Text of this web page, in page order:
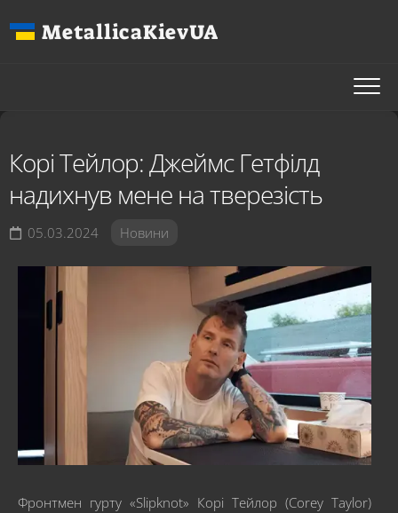
до
MetallicaKievUA
Корі Тейлор: Джеймс Гетфілд
надихнув мене на тверезість
05.03.2024 Новини
Фронтмен гурту «Slipknot» Корі Тейлор (Corey Taylor)